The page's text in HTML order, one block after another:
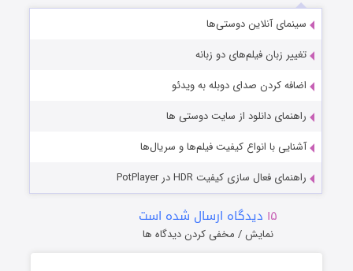
سینمای آنلاین دوستی‌ها
تغییر زبان فیلم‌های دو زبانه
اضافه کردن صدای دوبله به ویدئو
راهنمای دانلود از سایت دوستی ها
آشنایی با انواع کیفیت فیلم‌ها و سریال‌ها
راهنمای فعال سازی کیفیت HDR در PotPlayer
۱۵ دیدگاه ارسال شده است
نمایش / مخفی کردن دیدگاه ها